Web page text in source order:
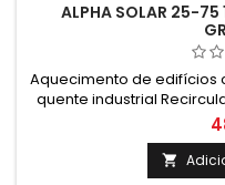
ALPHA SOLAR 25-75
Aquecimento de edifícios
quente industrial
Aquecimento
